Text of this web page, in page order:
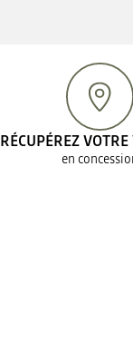
RÉCUPÉREZ
en